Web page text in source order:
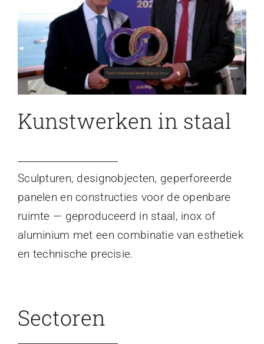
Kunstwerken in staal
Sculpturen, designobjecten, geperforeerde
panelen en constructies voor de openbare
ruimte — geproduceerd in staal, inox of
aluminium met een combinatie van esthetiek
en technische precisie.
Sectoren